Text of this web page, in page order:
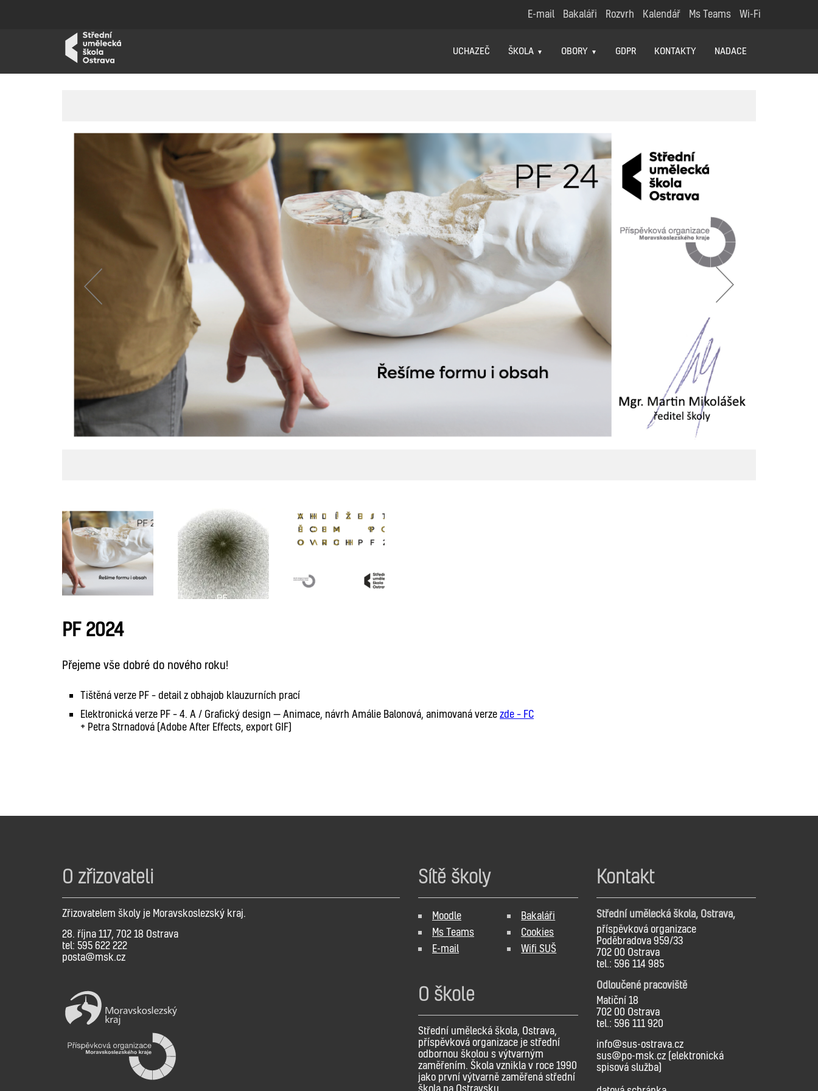
E-mail Bakaláři Rozvrh Kalendář Ms Teams Wi-Fi
UCHAZEČ ŠKOLA OBORY GDPR KONTAKTY NADACE
PF 2024
Přejeme vše dobré do nového roku!
Tištěná verze PF – detail z obhajob klauzurních prací
Elektronická verze PF – 4. A / Grafický design — Animace, návrh Amálie Balonová, animovaná verzezde – FC
+ Petra Strnadová (Adobe After Effects, export GIF)
O zřizovateli
Zřizovatelem školy je Moravskoslezský kraj.
28. října 117, 702 18 Ostrava
tel: 595 622 222
posta@msk.cz
Sítě školy
Moodle
Ms Teams
E-mail
Bakaláři
Cookies
Wifi SUŠ
O škole
Střední umělecká škola, Ostrava,
příspěvková organizace je střední
odbornou školou s výtvarným
zaměřením. Škola vznikla v roce 1990
jako první výtvarně zaměřená střední
škola na Ostravsku.
Kontakt
Střední umělecká škola, Ostrava,
příspěvková organizace
Poděbradova 959/33
702 00 Ostrava
tel.: 596 114 985
Odloučené pracoviště
Matiční 18
702 00 Ostrava
tel.: 596 111 920
info@sus-ostrava.cz
sus@po-msk.cz (elektronická
spisová služba)